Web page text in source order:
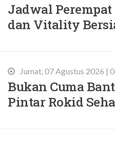
Jadwal Perempat
dan Vitality
Jumat, 07 Agustus 2026 |
Bukan Cuma
Pintar Rokid